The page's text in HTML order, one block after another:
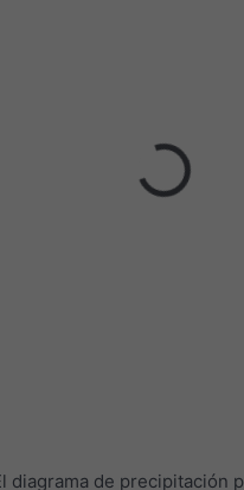
diagrama de precipitación